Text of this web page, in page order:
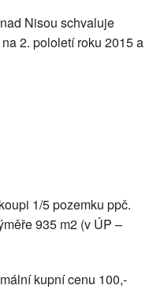
Nisou schvaluje
2. pololetí roku 2015 a
1/5 pozemku ppč.
935 m2 (v ÚP –
kupní cenu 100,-